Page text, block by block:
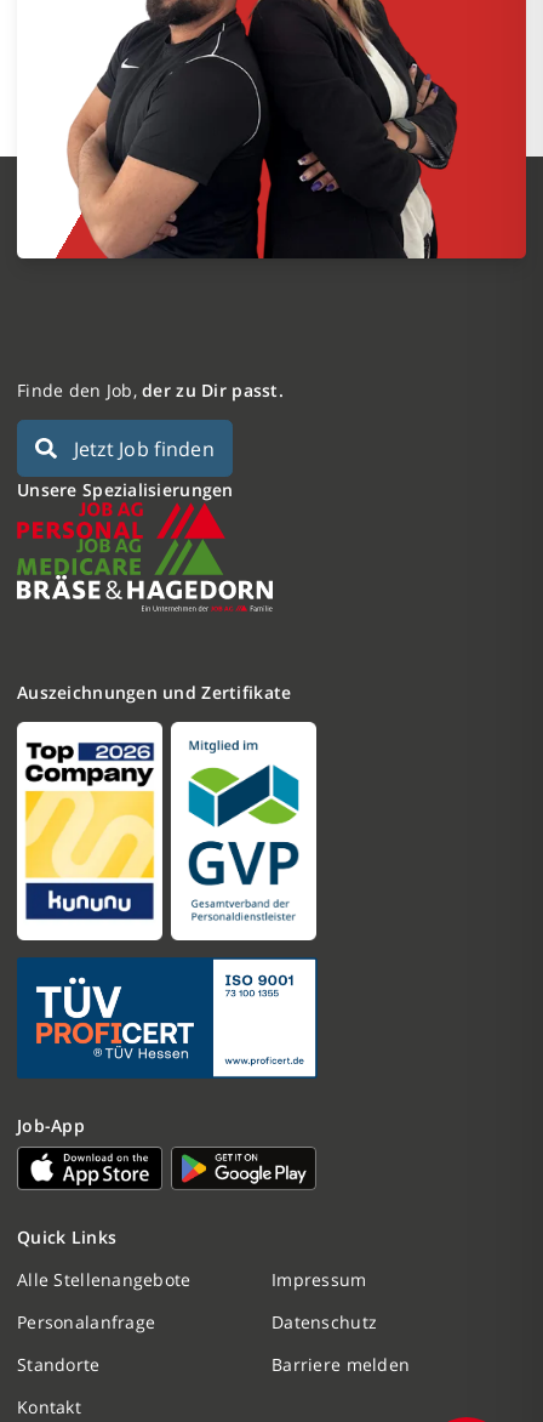
Nachricht schreiben
Initiativbewerbung
Personalanfrage
Finde den Job,der zu Dir passt.
Jetzt Job finden
Unsere Spezialisierungen
Auszeichnungen und Zertifikate
Job-App
Quick Links
Alle Stellenangebote
Personalanfrage
Standorte
Kontakt
Impressum
Datenschutz
Barriere melden